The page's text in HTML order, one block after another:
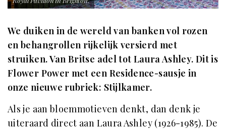
We duiken in de wereld van banken vol rozen
en behangrollen rijkelijk versierd met
struiken. Van Britse adel tot Laura Ashley. Dit is
Flower Power met een Residence-sausje in
onze nieuwe rubriek: Stijlkamer.
Als je aan bloemmotieven denkt, dan denk je
uiteraard direct aan Laura Ashley (1926-1985). De